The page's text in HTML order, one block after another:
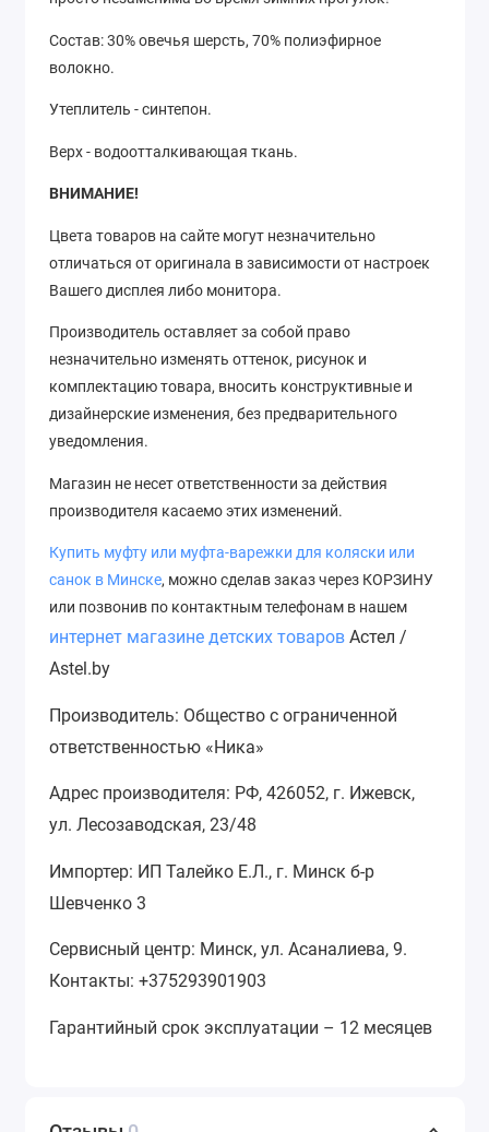
Состав: 30% овечья шерсть, 70% полиэфирное
волокно.
Утеплитель - синтепон.
Верх - водоотталкивающая ткань.
ВНИМАНИЕ!
Цвета товаров на сайте могут незначительно
отличаться от оригинала в зависимости от настроек
Вашего дисплея либо монитора.
Производитель оставляет за собой право
незначительно изменять оттенок, рисунок и
комплектацию товара, вносить конструктивные и
дизайнерские изменения, без предварительного
уведомления.
Магазин не несет ответственности за действия
производителя касаемо этих изменений.
Купить муфту или муфта-варежки для коляски или
санок в Минске, можно сделав заказ через КОРЗИНУ
или позвонив по контактным телефонам в нашем
интернет магазине детских товаров Астел /
Astel.by
Производитель: Общество с ограниченной
ответственностью «Ника»
Адрес производителя: РФ, 426052, г. Ижевск,
ул. Лесозаводская, 23/48
Импортер: ИП Талейко Е.Л., г. Минск б-р
Шевченко 3
Сервисный центр: Минск, ул. Асаналиева, 9.
Контакты: +375293901903
Гарантийный срок эксплуатации – 12 месяцев